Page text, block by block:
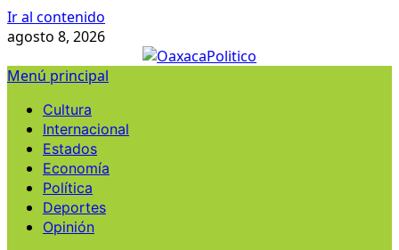
Ir al contenido
agosto 8, 2026
Menú principal
Cultura
Internacional
Estados
Economía
Política
Deportes
Opinión